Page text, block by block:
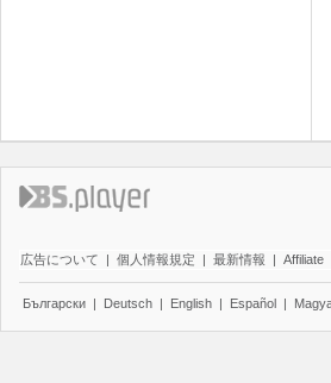
広告について | 個人情報規定 | 最新情報 | Affiliate
Български | Deutsch | English | Español |